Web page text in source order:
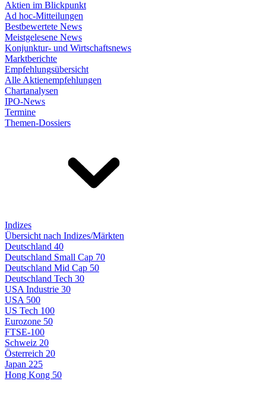
Aktien im Blickpunkt
Ad hoc-Mitteilungen
Bestbewertete News
Meistgelesene News
Konjunktur- und Wirtschaftsnews
Marktberichte
Empfehlungsübersicht
Alle Aktienempfehlungen
Chartanalysen
IPO-News
Termine
Themen-Dossiers
Indizes
Übersicht nach Indizes/Märkten
Deutschland 40
Deutschland Small Cap 70
Deutschland Mid Cap 50
Deutschland Tech 30
USA Industrie 30
USA 500
US Tech 100
Eurozone 50
FTSE-100
Schweiz 20
Österreich 20
Japan 225
Hong Kong 50